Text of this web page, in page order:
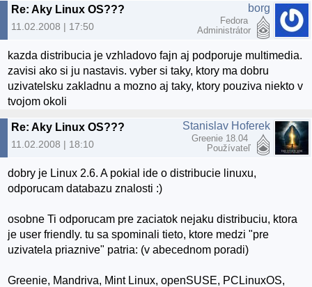
Re: Aky Linux OS???
11.02.2008 | 17:50
borg
Fedora
Administrátor
kazda distribucia je vzhladovo fajn aj podporuje multimedia.
zavisi ako si ju nastavis. vyber si taky, ktory ma dobru
uzivatelsku zakladnu a mozno aj taky, ktory pouziva niekto v
tvojom okoli
Re: Aky Linux OS???
11.02.2008 | 18:10
Stanislav Hoferek
Greenie 18.04
Používateľ
dobry je Linux 2.6. A pokial ide o distribucie linuxu,
odporucam databazu znalosti :)
osobne Ti odporucam pre zaciatok nejaku distribuciu, ktora
je user friendly. tu sa spominali tieto, ktore medzi "pre
uzivatela priaznive" patria: (v abecednom poradi)
Greenie, Mandriva, Mint Linux, openSUSE, PCLinuxOS,